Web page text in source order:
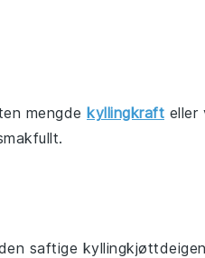
mengde kyllingkraft eller
saftige kyllingkjøttdeigen